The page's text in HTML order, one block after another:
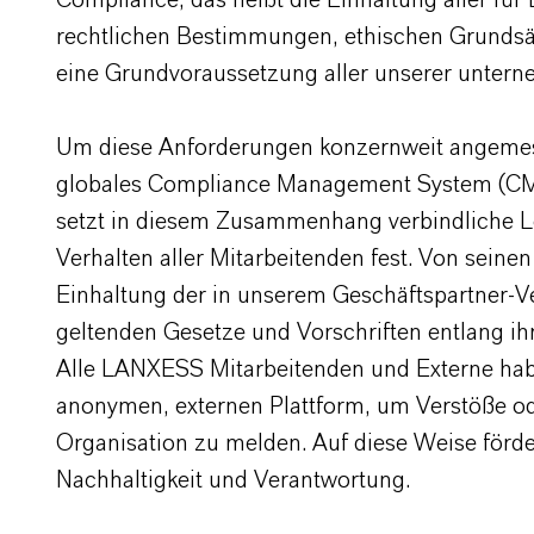
rechtlichen Bestimmungen, ethischen
eine Grundvoraussetzung aller unserer
Um diese Anforderungen konzernweit
globales Compliance Management System
setzt in diesem Zusammenhang verbindliche
Verhalten aller Mitarbeitenden fest. Von
Einhaltung der in unserem Geschäftspartner-
geltenden Gesetze und Vorschriften entlang
Alle LANXESS Mitarbeitenden und Externe
anonymen, externen Plattform, um Verstöße
Organisation zu melden. Auf diese Weise
Nachhaltigkeit und Verantwortung.